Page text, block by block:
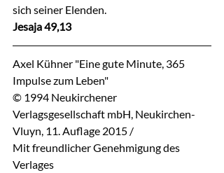
sich seiner Elenden.
Jesaja 49,13
Axel Kühner "Eine gute Minute, 365
Impulse zum Leben"
© 1994 Neukirchener
Verlagsgesellschaft mbH, Neukirchen-
Vluyn, 11. Auflage 2015 /
Mit freundlicher Genehmigung des
Verlages